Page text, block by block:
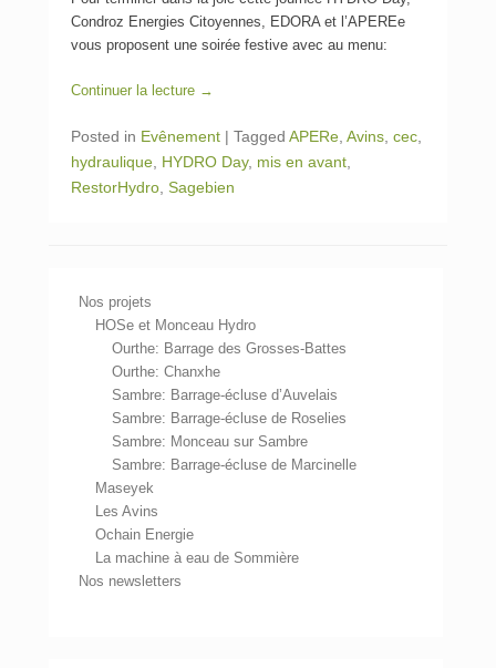
Condroz Energies Citoyennes, EDORA et l’APEREe
vous proposent une soirée festive avec au menu:
Continuer la lecture →
Posted in Evênement | Tagged APERe Avins cec
hydraulique HYDRO Day, mis en avant
RestorHydro Sagebien
Nos projets
HOSe et Monceau Hydro
Ourthe: Barrage des Grosses-Battes
Ourthe: Chanxhe
Sambre: Barrage-écluse d’Auvelais
Sambre: Barrage-écluse de Roselies
Sambre: Monceau sur Sambre
Sambre: Barrage-écluse de Marcinelle
Maseyek
Les Avins
Ochain Energie
La machine à eau de Sommière
Nos newsletters